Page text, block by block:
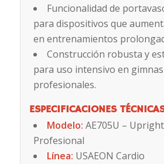
Funcionalidad de
para dispositivos que
en entrenamientos
Construcción robusta y
para uso intensivo en
profesionales.
ESPECIFICACIONES
Modelo: AE705U –
Profesional
Línea: USAEON Cardio